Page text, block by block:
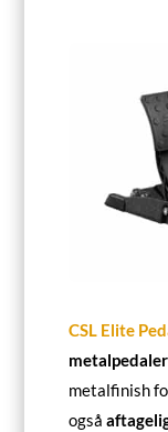
CSL Elite
metalfinish
også